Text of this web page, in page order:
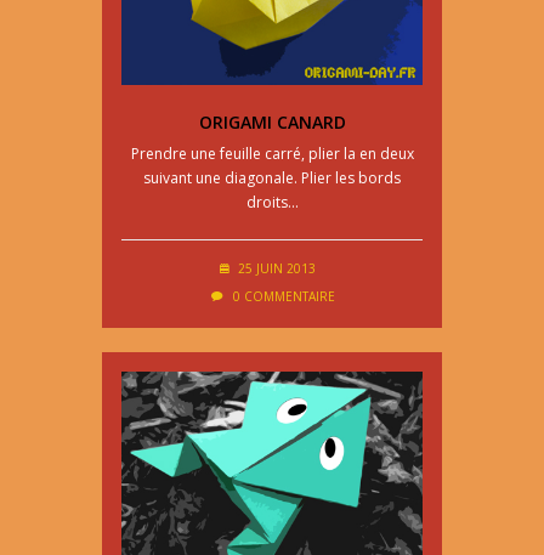
ORIGAMI CANARD
Prendre une feuille carré, plier la en deux
suivant une diagonale. Plier les bords
droits…
25 JUIN 2013
0 COMMENTAIRE